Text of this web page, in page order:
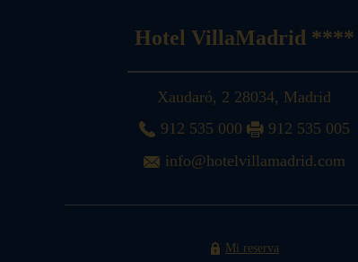
Hotel VillaMadrid ****
Xaudaró, 2 28034, Madrid
912 535 000
912 535 005
info@hotelvillamadrid.com
Mi reserva